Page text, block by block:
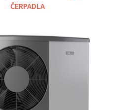
ČERPADLA